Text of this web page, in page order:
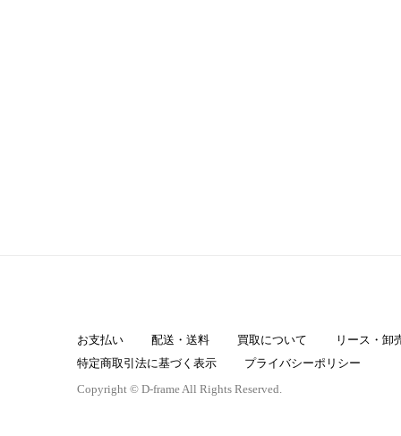
お支払い 配送・送料 買取について
リース・卸
特定商取引法に基づく表示
プライバシーポリシー
Copyright © D-frame All Rights Reserved.